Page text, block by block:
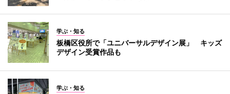
学ぶ・知る
板橋区役所で「ユニバーサルデザイン展」 キッズ
デザイン受賞作品も
学ぶ・知る